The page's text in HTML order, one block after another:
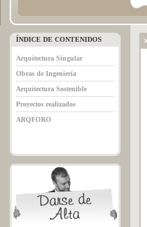
ÍNDICE DE CONTENIDOS
Arquitectura Singular
Obras de Ingeniería
Arquitectura Sostenible
Proyectos realizados
ARQFORO